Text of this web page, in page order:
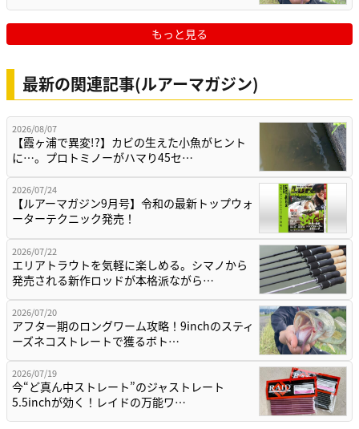
もっと見る
最新の関連記事(ルアーマガジン)
2026/08/07
【霞ヶ浦で異変!?】カビの生えた小魚がヒント
に…。プロトミノーがハマり45セ…
2026/07/24
【ルアーマガジン9月号】令和の最新トップウォ
ーターテクニック発売！
2026/07/22
エリアトラウトを気軽に楽しめる。シマノから
発売される新作ロッドが本格派ながら…
2026/07/20
アフター期のロングワーム攻略！9inchのスティ
ーズネコストレートで獲るボト…
2026/07/19
今“ど真ん中ストレート”のジャストレート
5.5inchが効く！レイドの万能ワ…